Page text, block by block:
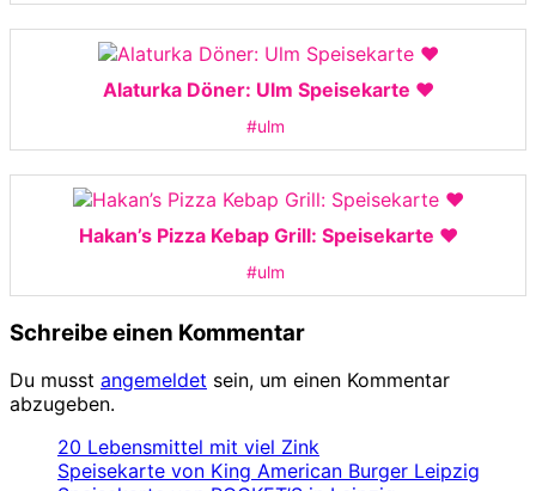
Alaturka Döner: Ulm Speisekarte ❤️
#ulm
Hakan’s Pizza Kebap Grill: Speisekarte ❤️
#ulm
Schreibe einen Kommentar
Du musst angemeldet sein, um einen Kommentar
abzugeben.
20 Lebensmittel mit viel Zink
Speisekarte von King American Burger Leipzig